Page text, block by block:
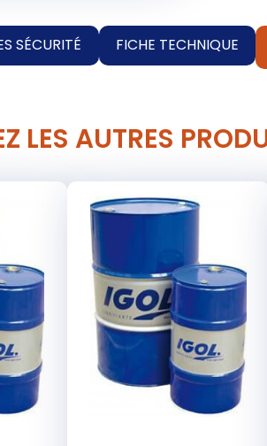
SÉCURITÉ FICHE TECHNIQUE
LES AUTRES